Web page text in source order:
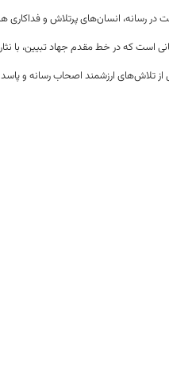
در رسانه، انسان‌های پرتلاش و فداکاری
است که در خط مقدم جهاد تبیین، با
از تلاش‌های ارزشمند اصحاب رسانه و